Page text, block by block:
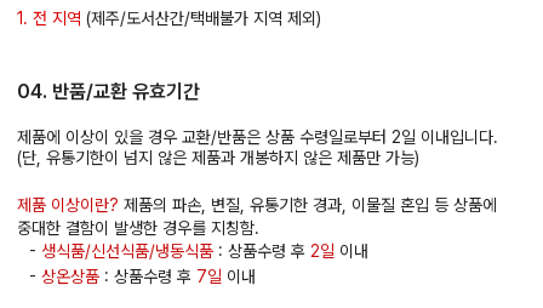
1. 전 지역 (제주/도서산간/택배불가 지역 제외)
04. 반품/교환 유효기간
제품에 이상이 있을 경우 교환/반품은 상품 수령일로부터 2일 이내입니다.
(단, 유통기한이 넘지 않은 제품과 개봉하지 않은 제품만 가능)
제품 이상이란? 제품의 파손, 변질, 유통기한 경과, 이물질 혼입 등 상품에
중대한 결함이 발생한 경우를 지칭함.
- 생식품/신선식품/냉동식품 : 상품수령 후 2일 이내
- 상온상품 : 상품수령 후 7일 이내